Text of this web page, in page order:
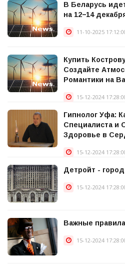
В Беларусь
на 12−14
11-10-2025
Купить
Создайте
Романтики на
15-12-2024
Гипнолог Уфа:
Специалиста и
Здоровье в
15-12-2024
Детройт -
15-12-2024
Важные
15-12-2024